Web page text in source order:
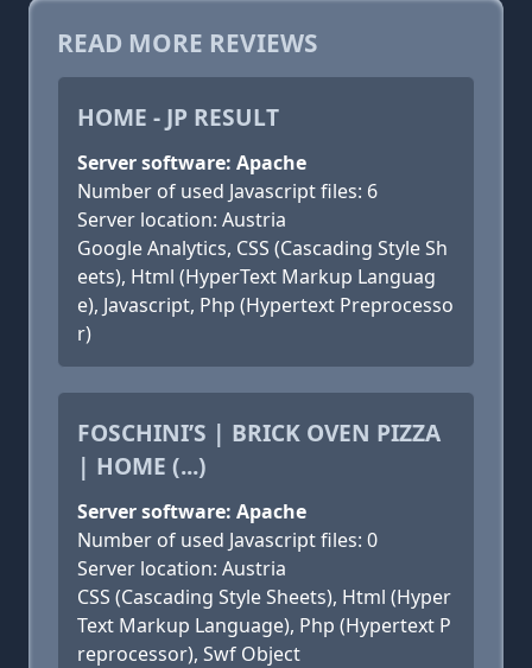
READ MORE REVIEWS
HOME - JP RESULT
Server software: Apache
Number of used Javascript files: 6
Server location: Austria
Google Analytics, CSS (Cascading Style Sh
eets), Html (HyperText Markup Languag
e), Javascript, Php (Hypertext Preprocesso
r)
FOSCHINI’S | BRICK OVEN PIZZA
| HOME (...)
Server software: Apache
Number of used Javascript files: 0
Server location: Austria
CSS (Cascading Style Sheets), Html (Hyper
Text Markup Language), Php (Hypertext P
reprocessor), Swf Object